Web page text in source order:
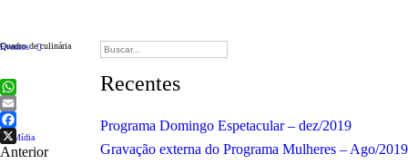
Eventos
Na Mídia
Quadro de culinária
WhatsApp
Email
Facebook
X
Procurar
por:
Recentes
Programa Domingo Espetacular – dez/2019
Gravação externa do Programa Mulheres – Ago/2019
Anterior